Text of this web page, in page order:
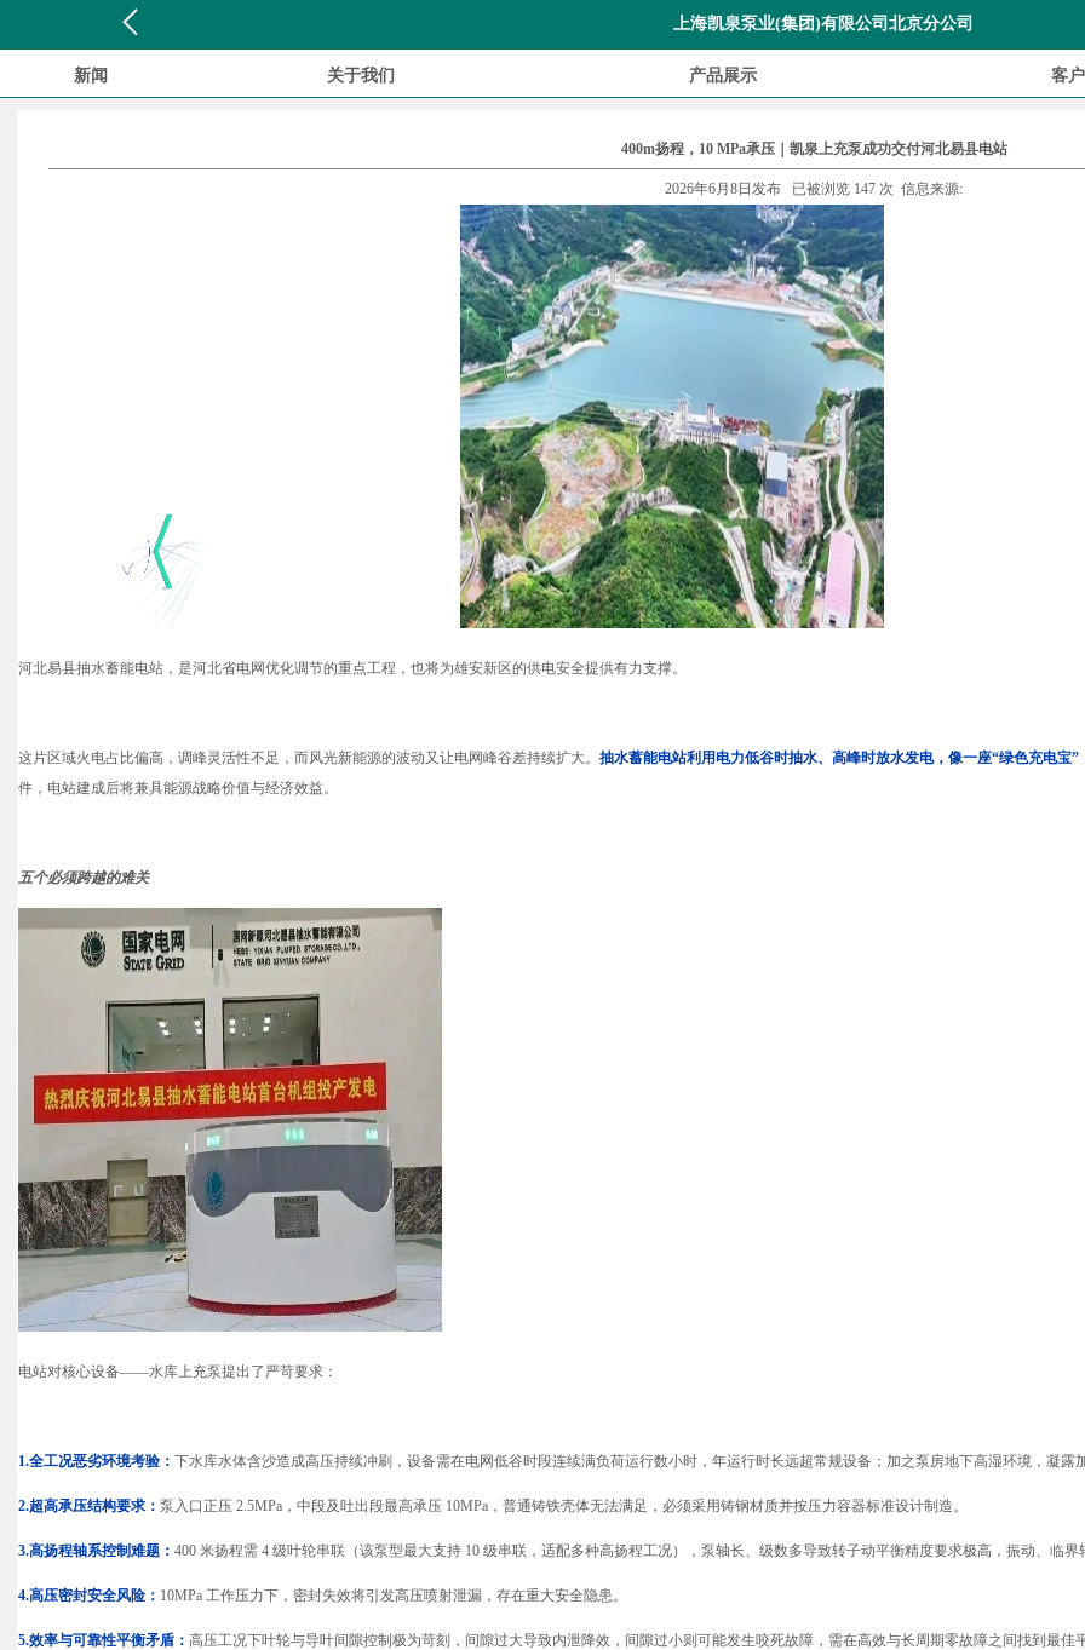
上海凯泉泵业(集团)有限公司北京分公司
新闻 关于我们 产品展示 客
400m扬程，10 MPa承压｜凯泉上充泵成功交付河北易县电站
2026年6月8日发布 已被浏览 147 次 信息来源:
河北易县抽水蓄能电站，是河北省电网优化调节的重点工程，也将为雄安新区的供电安全提供有力支撑。
这片区域火电占比偏高，调峰灵活性不足，而风光新能源的波动又让电网峰谷差持续扩大。 抽水蓄能电站利用电力低谷时抽水、高峰时放水发电，像一座“绿色充电宝
件，电站建成后将兼具能源战略价值与经济效益。
五个必须跨越的难关
电站对核心设备——水库上充泵提出了严苛要求：
1.全工况恶劣环境考验： 下水库水体含沙造成高压持续冲刷，设备需在电网低谷时段连续满负荷运行数小时，年运行时长远超常规设备；加之泵房地下高湿环境，凝
2.超高承压结构要求： 泵入口正压 2.5MPa，中段及吐出段最高承压 10MPa，普通铸铁壳体无法满足，必须采用铸钢材质并按压力容器标准设计制造。
3.高扬程轴系控制难题： 400 米扬程需 4 级叶轮串联（该泵型最大支持 10 级串联，适配多种高扬程工况），泵轴长、级数多导致转子动平衡精度要求极高，振动、临
4.高压密封安全风险： 10MPa 工作压力下，密封失效将引发高压喷射泄漏，存在重大安全隐患。
5.效率与可靠性平衡矛盾： 高压工况下叶轮与导叶间隙控制极为苛刻，间隙过大导致内泄降效，间隙过小则可能发生咬死故障，需在高效与长周期零故障之间找到最佳